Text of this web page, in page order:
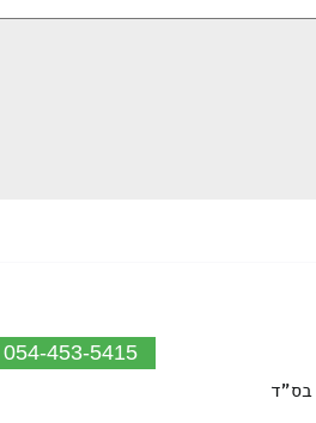
054-453-5415
בס"ד